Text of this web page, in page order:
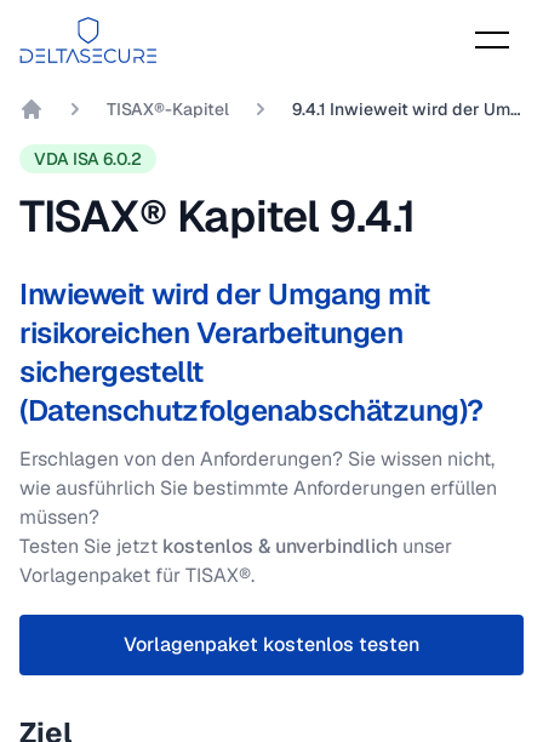
DeltaSecure
TISAX®-Kapitel 9.4.1 Inwieweit wird der Umgang mit risikoreichen Verarbeitungen sichergestellt (Datenschutzfolgenabschätzung)?
VDA ISA 6.0.2
TISAX® Kapitel 9.4.1
Inwieweit wird der Umgang mit
risikoreichen Verarbeitungen
sichergestellt
(Datenschutzfolgenabschätzung)?
Erschlagen von den Anforderungen? Sie wissen nicht,
wie ausführlich Sie bestimmte Anforderungen erfüllen
müssen?
Testen Sie jetzt kostenlos & unverbindlich unser
Vorlagenpaket für TISAX®.
Vorlagenpaket kostenlos testen
Ziel